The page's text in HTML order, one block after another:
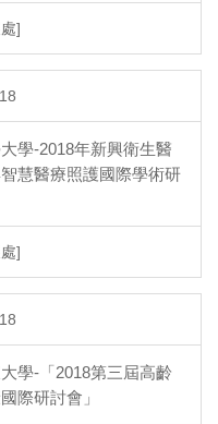
]
學-2018年新興衛生醫
慧醫療照護國際學術研
]
學-「2018第三屆高齡
際研討會」